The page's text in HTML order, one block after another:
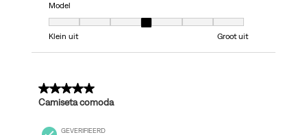
Model
Model, 4 van 7, waarbij 1 gelijk is aan Klein uit en 7 gelijk is aan Groot uit
Klein uit
Groot uit
5 van 5 sterren.
Camiseta comoda
GEVERIFIEERD